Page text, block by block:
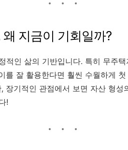
왜 지금이 기회일까?
적인 삶의 기반입니다. 특히 무주
를 잘 활용한다면 훨씬 수월하게
장기적인 관점에서 보면 자산 형성
!